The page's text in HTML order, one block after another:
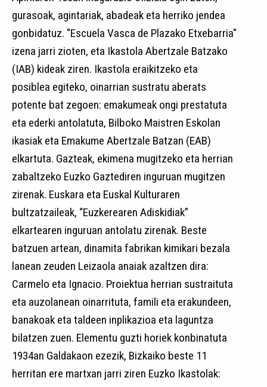
gurasoak, agintariak, abadeak eta herriko jendea
gonbidatuz. "Escuela Vasca de Plazako Etxebarria"
izena jarri zioten, eta Ikastola Abertzale Batzako
(IAB) kideak ziren. Ikastola eraikitzeko eta
posiblea egiteko, oinarrian sustratu aberats
potente bat zegoen: emakumeak ongi prestatuta
eta ederki antolatuta, Bilboko Maistren Eskolan
ikasiak eta Emakume Abertzale Batzan (EAB)
elkartuta. Gazteak, ekimena mugitzeko eta herrian
zabaltzeko Euzko Gaztediren inguruan mugitzen
zirenak. Euskara eta Euskal Kulturaren
bultzatzaileak, “Euzkerearen Adiskidiak”
elkartearen inguruan antolatu zirenak. Beste
batzuen artean, dinamita fabrikan kimikari bezala
lanean zeuden Leizaola anaiak azaltzen dira:
Carmelo eta Ignacio. Proiektua herrian sustraituta
eta auzolanean oinarrituta, famili eta erakundeen,
banakoak eta taldeen inplikazioa eta laguntza
bilatzen zuen. Elementu guzti horiek konbinatuta
1934an Galdakaon ezezik, Bizkaiko beste 11
herritan ere martxan jarri ziren Euzko Ikastolak: